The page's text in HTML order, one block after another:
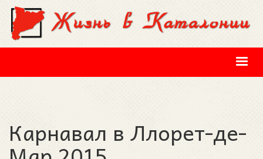
Перейти к основному содержанию
Карнавал в Ллорет-де-